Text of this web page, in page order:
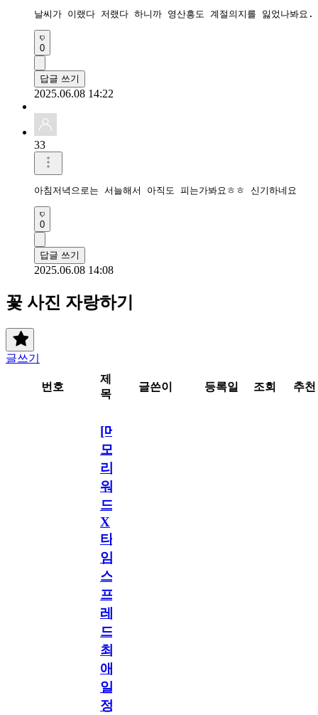
날씨가 이랬다 저랬다 하니까 영산흥도 계절의지를 잃었나봐
0
답글 쓰기
2025.06.08 14:22
33
아침저녁으로는 서늘해서 아직도 피는가봐요ㅎㅎ 신기하네요
0
답글 쓰기
2025.06.08 14:08
꽃 사진 자랑하기
글쓰기
번호
제
목
글쓴이 등록일 조회 추천
[메
모
리
워
드
X
타
임
스
프
레
드]
최
애
일
정